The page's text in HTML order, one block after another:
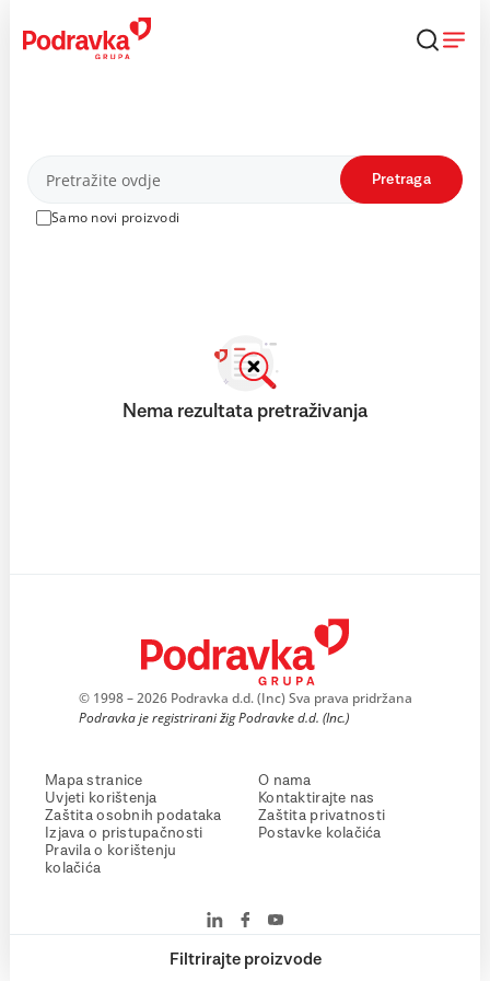
content
Proizvodi
Samo novi proizvodi
Pretraga
Filtrirajte proizvode
Nema rezultata pretraživanja
© 1998 – 2026 Podravka d.d. (Inc) Sva prava pridržana
Podravka je registrirani žig Podravke d.d. (Inc.)
Mapa stranice
Uvjeti korištenja
Zaštita osobnih podataka
Izjava o pristupačnosti
Pravila o korištenju
kolačića
O nama
Kontaktirajte nas
Zaštita privatnosti
Postavke kolačića